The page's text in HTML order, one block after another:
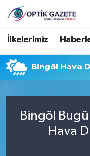
İlkelerimiz
Bingöl Hava
Bingöl
Hava
Nöbetçi
Hava Durumu
Trafik Durumu
Süper Lig Puan